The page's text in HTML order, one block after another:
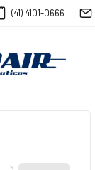
(41) 4101-0666